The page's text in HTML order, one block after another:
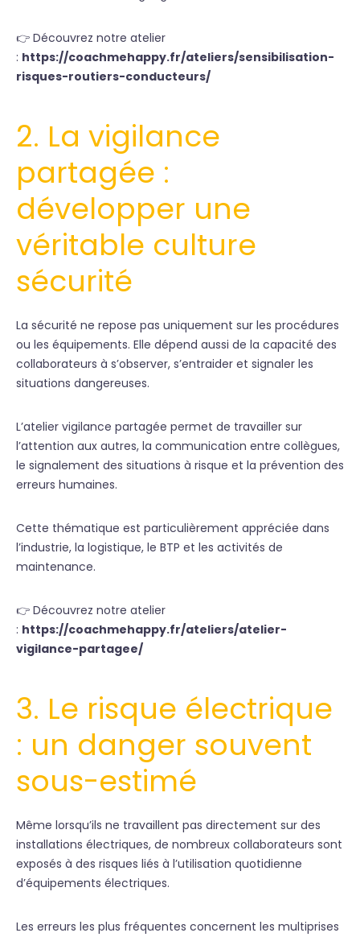
👉 Découvrez notre atelier
: https://coachmehappy.fr/ateliers/sensibilisation-
risques-routiers-conducteurs/
2. La vigilance
partagée :
développer une
véritable culture
sécurité
La sécurité ne repose pas uniquement sur les procédures
ou les équipements. Elle dépend aussi de la capacité des
collaborateurs à s’observer, s’entraider et signaler les
situations dangereuses.
L’atelier vigilance partagée permet de travailler sur
l’attention aux autres, la communication entre collègues,
le signalement des situations à risque et la prévention des
erreurs humaines.
Cette thématique est particulièrement appréciée dans
l’industrie, la logistique, le BTP et les activités de
maintenance.
👉 Découvrez notre atelier
: https://coachmehappy.fr/ateliers/atelier-
vigilance-partagee/
3. Le risque électrique
: un danger souvent
sous-estimé
Même lorsqu’ils ne travaillent pas directement sur des
installations électriques, de nombreux collaborateurs sont
exposés à des risques liés à l’utilisation quotidienne
d’équipements électriques.
Les erreurs les plus fréquentes concernent les multiprises